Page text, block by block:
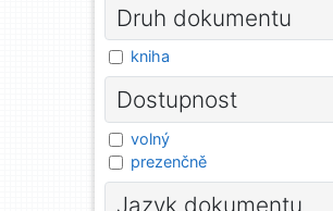
Druh dokumentu
kniha
Dostupnost
volný
prezenčně
Jazyk dokumentu